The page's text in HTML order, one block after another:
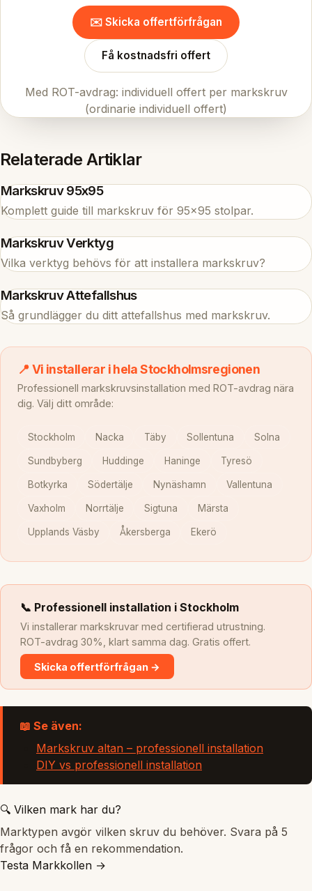
✉️ Skicka offertförfrågan
Få kostnadsfri offert
Med ROT-avdrag: individuell offert per markskruv
(ordinarie individuell offert)
Relaterade Artiklar
Markskruv 95x95
Komplett guide till markskruv för 95x95 stolpar.
Markskruv Verktyg
Vilka verktyg behövs för att installera markskruv?
Markskruv Attefallshus
Så grundlägger du ditt attefallshus med markskruv.
📍 Vi installerar i hela Stockholmsregionen
Professionell markskruvsinstallation med ROT-avdrag nära
dig. Välj ditt område:
Stockholm Nacka Täby Sollentuna Solna
Sundbyberg Huddinge Haninge Tyresö
Botkyrka Södertälje Nynäshamn Vallentuna
Vaxholm Norrtälje Sigtuna Märsta
Upplands Väsby Åkersberga Ekerö
📞 Professionell installation i Stockholm
Vi installerar markskruvar med certifierad utrustning.
ROT-avdrag 30%, klart samma dag. Gratis offert.
Skicka offertförfrågan →
📖 Se även:
Markskruv altan – professionell installation
DIY vs professionell installation
🔍 Vilken mark har du?
Marktypen avgör vilken skruv du behöver. Svara på 5
frågor och få en rekommendation.
Testa Markkollen →